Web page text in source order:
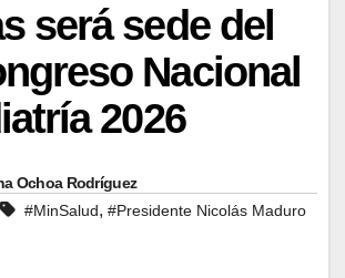
será sede del
Nacional
2026
Ochoa Rodríguez
#MinSalud, #Presidente Nicolás Maduro